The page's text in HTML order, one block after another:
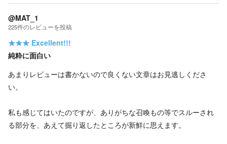
@MAT_1
225件のレビューを投稿
★★★ Excellent!!!
純粋に面白い
あまりレビューは書かないので良くない文章はお見逃しくださ
い。
私も感じてはいたのですが、ありがちな召喚もの等でスルーされ
る部分を、あえて掘り返したところが新鮮に思えます。